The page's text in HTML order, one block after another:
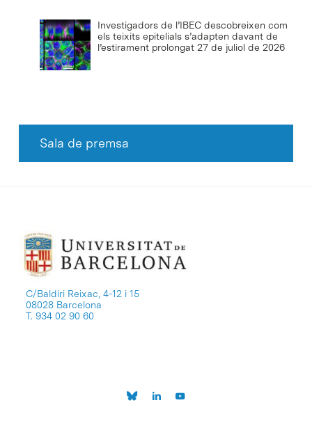
Investigadors de l’IBEC descobreixen com
els teixits epitelials s’adapten davant de
l’estirament prolongat 27 de juliol de 2026
Sala de premsa
C/Baldiri Reixac, 4-12 i 15
08028 Barcelona
T. 934 02 90 60